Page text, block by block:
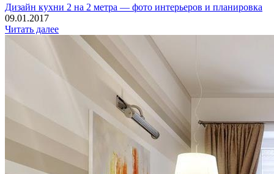
Дизайн кухни 2 на 2 метра — фото интерьеров и планировка
09.01.2017
Читать далее